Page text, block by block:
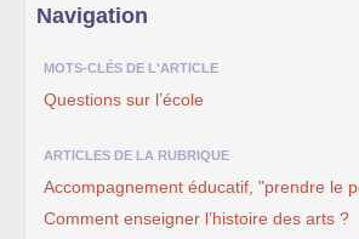
Navigation
MOTS-CLÉS DE L'ARTICLE
Questions sur l’école
ARTICLES DE LA RUBRIQUE
Accompagnement éducatif, "prendre le
Comment enseigner l’histoire des arts ?